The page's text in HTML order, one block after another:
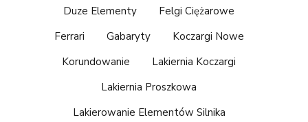
Duze Elementy
Felgi Ciężarowe
Ferrari
Gabaryty
Koczargi Nowe
Korundowanie
Lakiernia Koczargi
Lakiernia Proszkowa
Lakierowanie Elementów Silnika